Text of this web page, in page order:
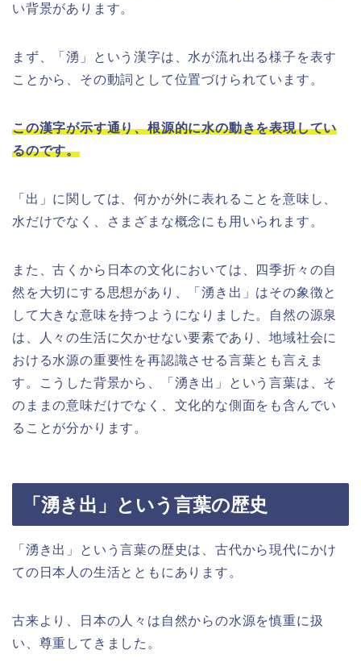
い背景があります。
まず、「湧」という漢字は、水が流れ出る様子を表す
ことから、その動詞として位置づけられています。
この漢字が示す通り、根源的に水の動きを表現してい
るのです。
「出」に関しては、何かが外に表れることを意味し、
水だけでなく、さまざまな概念にも用いられます。
また、古くから日本の文化においては、四季折々の自
然を大切にする思想があり、「湧き出」はその象徴と
して大きな意味を持つようになりました。自然の源泉
は、人々の生活に欠かせない要素であり、地域社会に
おける水源の重要性を再認識させる言葉とも言えま
す。こうした背景から、「湧き出」という言葉は、そ
のままの意味だけでなく、文化的な側面をも含んでい
ることが分かります。
「湧き出」という言葉の歴史
「湧き出」という言葉の歴史は、古代から現代にかけ
ての日本人の生活とともにあります。
古来より、日本の人々は自然からの水源を慎重に扱
い、尊重してきました。